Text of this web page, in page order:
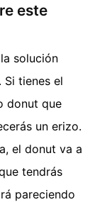
este
solución
tienes el
donut que
un erizo.
el donut va a
tendrás
pareciendo